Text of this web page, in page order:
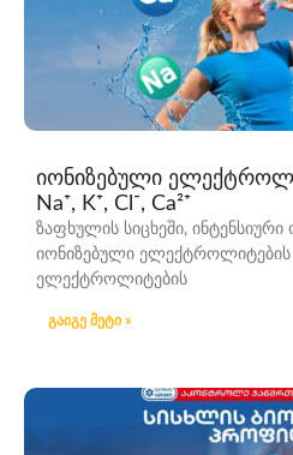
იონიზებული
Na⁺, K⁺, Cl⁻, Ca²⁺
ზაფხულის სიცხეში,
იონიზებული ელექტროლიტების
ელექტროლიტების
გაიგე მეტი »